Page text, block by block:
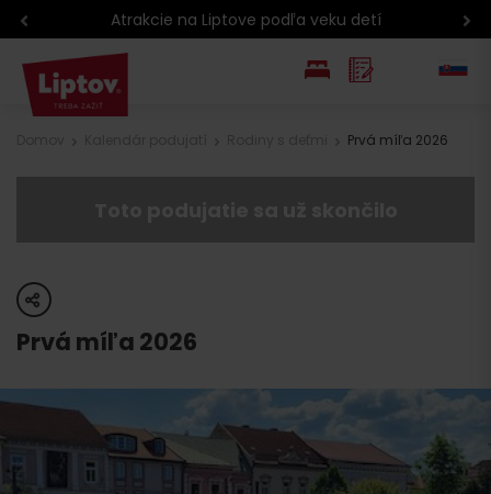
Atrakcie na Liptove podľa veku detí
Prvá míľa 2026
share
Prvá míľa 2026